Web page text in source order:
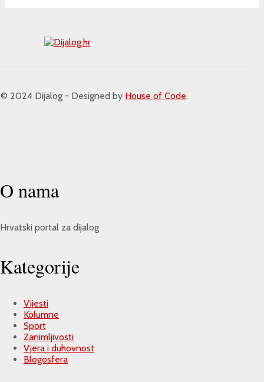
Dijalog - Designed by House of Code.
O nama
Hrvatski portal za dijalog
Kategorije
Vijesti
Kolumne
Sport
Zanimljivosti
Vjera i duhovnost
Blogosfera